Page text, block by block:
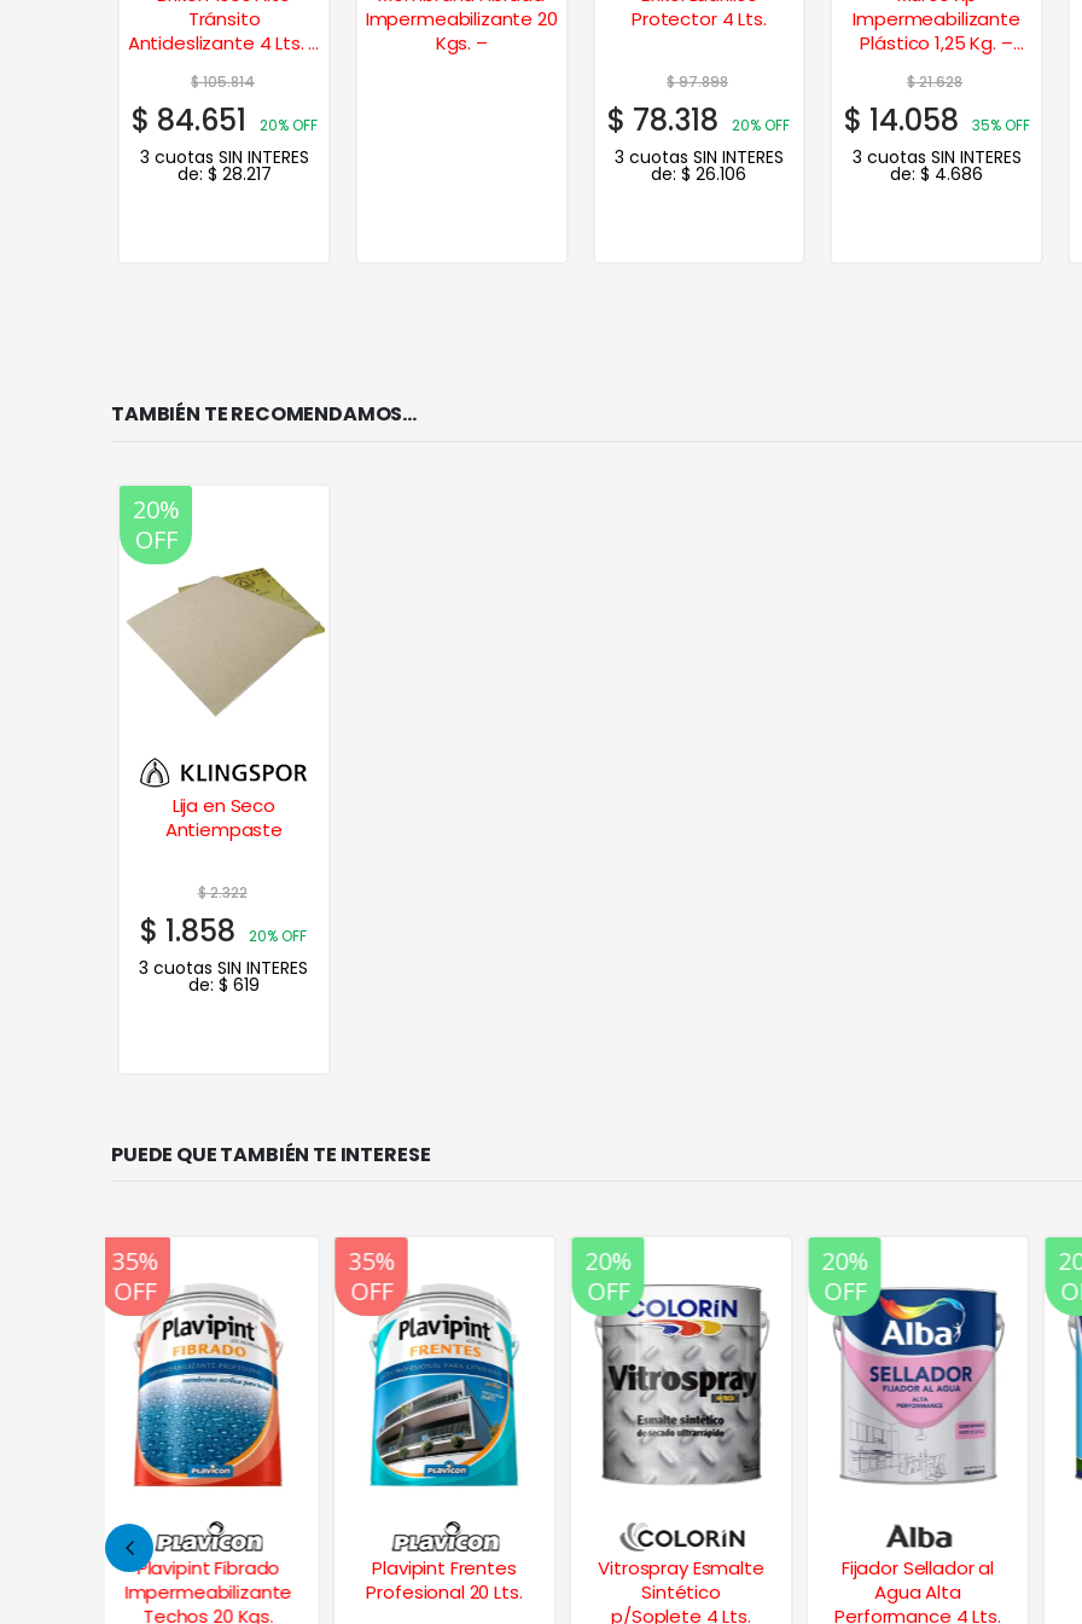
Tránsito
Antideslizante 4 Lts. –
$105.814
$ 84.651 20% OFF
3 cuotas SIN INTERES
de: $ 28.217
Impermeabilizante 20
Kgs. –
Protector 4 Lts.
$97.898
$ 78.318 20% OFF
3 cuotas SIN INTERES
de:$ 26.106
Impermeabilizante
Plástico 1,25 Kg. –
$21.628
$ 14.058 35% OFF
3 cuotas SIN INTERES
de:$ 4.686
TAMBIÉN TE RECOMENDAMOS…
20%
OFF
Lija en Seco
Antiempaste
$2.322
$ 1.858 20% OFF
3 cuotas SIN INTERES
de: $ 619
PUEDE QUE TAMBIÉN TE INTERESE
20%
OFF
35%
OFF
Plavipint Frentes
Profesional 20 Lts.
20%
OFF
Vitrospray Esmalte
Sintético
20%
OFF
Fijador Sellador al
Agua Alta
Performance 4 Lts.
20%
OFF
Vitrolux Esmalte
Sintetico Negro
Mate 1 Lt.